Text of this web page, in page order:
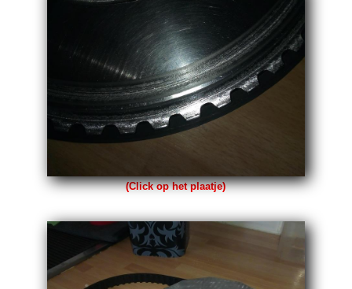
(Click op het plaatje)